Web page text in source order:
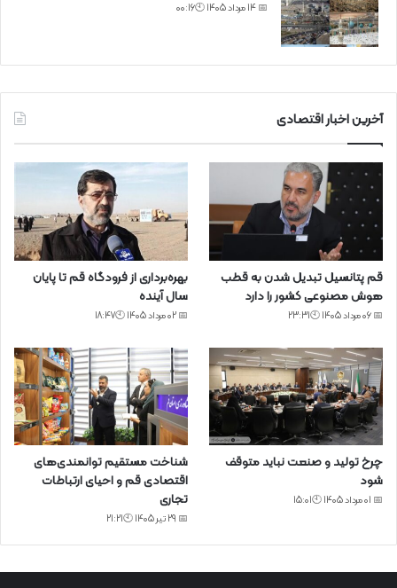
📅 14 مرداد 1405 🕙00:16
آخرین اخبار اقتصادی
قم پتانسیل تبدیل شدن به قطب
هوش مصنوعی کشور را دارد
📅 06 مرداد 1405 🕙23:31
بهره‌برداری از فرودگاه قم تا پایان
سال آینده
📅 02 مرداد 1405 🕙18:47
چرخ تولید و صنعت نباید متوقف
شود
📅 01 مرداد 1405 🕙15:01
شناخت مستقیم توانمندی‌های
اقتصادی قم و احیای ارتباطات
تجاری
📅 29 تیر 1405 🕙21:21